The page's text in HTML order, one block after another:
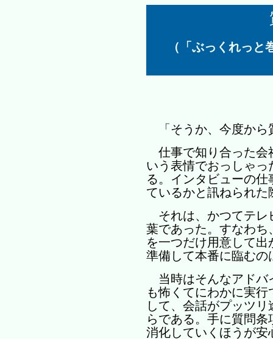
（「ぶっくれっと
「そうか、今度から
仕事で知り合った会
いう表情でおっしゃ
る。インタビューの
ているかと訊ねられ
それは、かつてテレ
葉であった。すなわ
を一つだけ用意して
準備して本番に臨む
当時はそんなアドバ
も怖くてにわかに実
して、会話がプッツ
らである。手に質問
消化していくほうが